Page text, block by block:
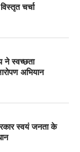
चर्चा
ने स्वच्छता
अभियान
स्वयं जनता के